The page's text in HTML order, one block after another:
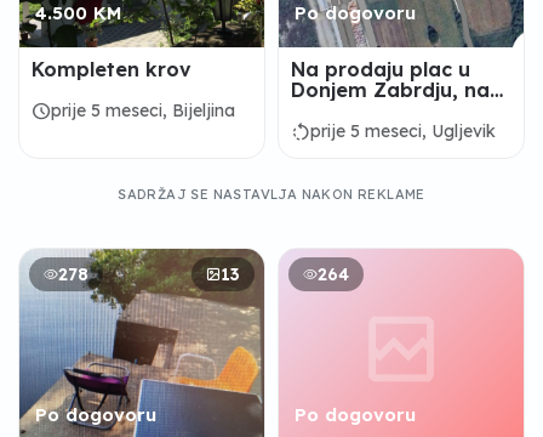
4.500 KM
Kompleten krov
scheduleprije 5 meseci, Bijeljina
Po dogovoru
Na prodaju plac u
Donjem Zabrdju, na
kontakt 065 237 223
rotate_leftprije 5 meseci, Ugljevik
SADRŽAJ SE NASTAVLJA NAKON REKLAME
278 13
Po dogovoru
264
Po dogovoru